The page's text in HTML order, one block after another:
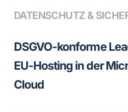
DATENSCHUTZ &
DSGVO-konforme
EU-Hosting in der
Cloud